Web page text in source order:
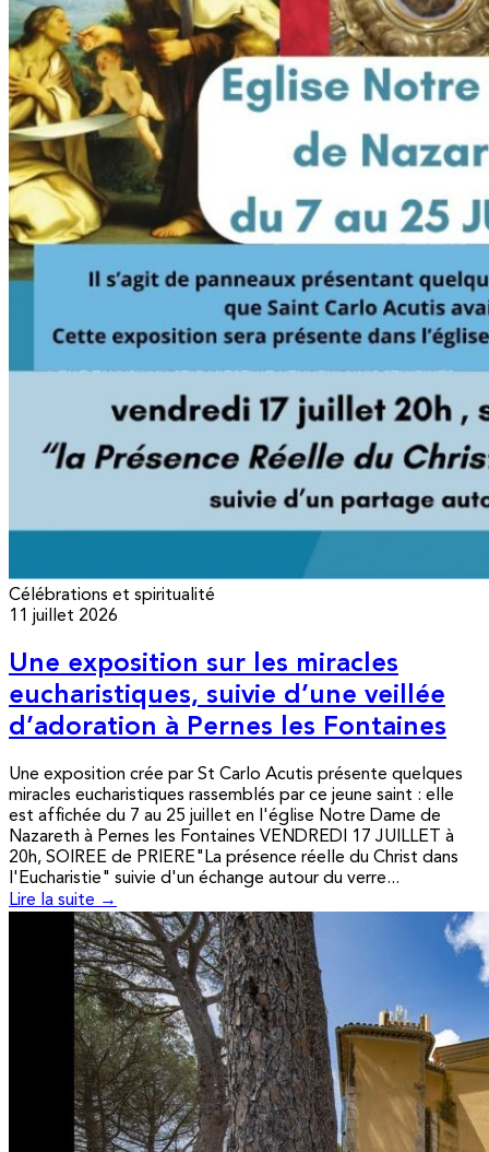
Célébrations et spiritualité
11 juillet 2026
Une exposition sur les miracles
eucharistiques, suivie d’une veillée
d’adoration à Pernes les Fontaines
Une exposition crée par St Carlo Acutis présente quelques
miracles eucharistiques rassemblés par ce jeune saint : elle
est affichée du 7 au 25 juillet en l'église Notre Dame de
Nazareth à Pernes les Fontaines VENDREDI 17 JUILLET à
20h, SOIREE de PRIERE"La présence réelle du Christ dans
l'Eucharistie" suivie d'un échange autour du verre...
Lire la suite →